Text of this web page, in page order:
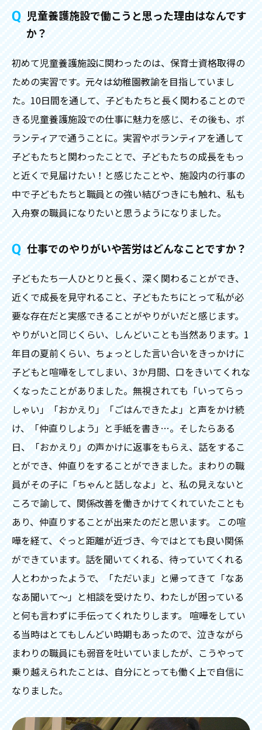
児童養護施設で働こうと思った理由はなんです
か？
初めて児童養護施設に関わったのは、保育士資格取得の
ための実習です。元々は幼稚園教諭を目指していまし
た。10日間を通して、子どもたちと長く関わることので
きる児童養護施設での仕事に魅力を感じ、その後も、ボ
ランティアで通うことに。実習やボランティアを通して
子どもたちと関わったことで、子どもたちの成長をもっ
と近くで見届けたい！と感じたことや、施設内の行事の
中で子どもたちと職員との強い結びつきにも触れ、私も
入舟寮の職員になりたいと思うようになりました。
仕事でのやりがいや苦労はどんなことですか？
子どもたち一人ひとりと長く、深く関わることができ、
近くで成長を見守れること、子どもたちにとって私が必
要な存在だと実感できることがやりがいだと感じます。
やりがいと同じくらい、しんどいことも当然あります。1
年目の夏前くらい、ちょっとした言い合いをきっかけに
子どもと喧嘩をしてしまい、3か月間、口をきいてくれな
くなったことがありました。無視されても「いってらっ
しゃい」「おかえり」「ごはんできたよ」と声をかけ続
け、「仲直りしよう」と手紙を書き…。そしたらある
日、「おかえり」の声かけに返事をもらえ、話をするこ
とができ、仲直りをすることができました。まわりの職
員がその子に「ちゃんと話しなよ」と、私の見えないと
ころで諭して、関係改善を働きかけてくれていたことも
あり、仲直りすることが出来たのだと思います。 この喧
嘩を経て、ぐっと距離が近づき、今ではとても良い関係
ができています。話を聞いてくれる、待っていてくれる
人とわかったようで、「ただいま」と帰ってきて「なあ
なあ聞いて～」と相談を受けたり、わたしが困っている
と何も言わずに手伝ってくれたりします。 喧嘩をしてい
る当時はとてもしんどい時期もあったので、泣きながら
まわりの職員にも弱音を吐いていましたが、こうやって
乗り越えられたことは、自分にとっても働く上で自信に
なりました。